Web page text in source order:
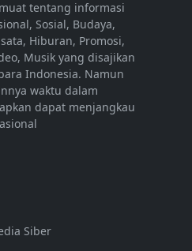
tentang informasi
Sosial, Budaya,
Hiburan, Promosi,
Musik yang disajikan
Indonesia. Namun
waktu dalam
dapat menjangkau
Siber